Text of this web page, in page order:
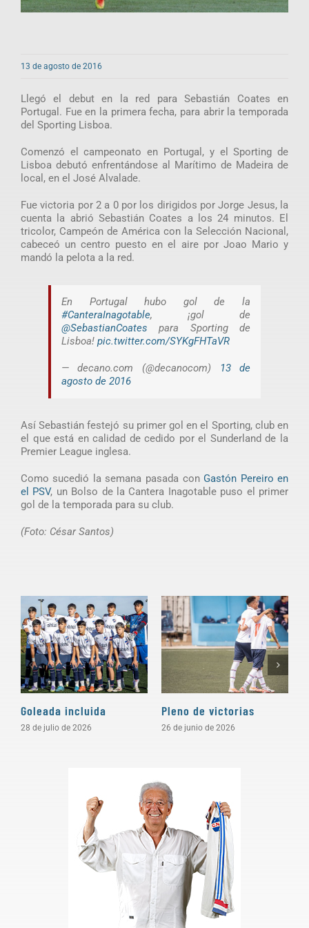
13 de agosto de 2016
Llegó el debut en la red para Sebastián Coates en
Portugal. Fue en la primera fecha, para abrir la temporada
del Sporting Lisboa.
Comenzó el campeonato en Portugal, y el Sporting de
Lisboa debutó enfrentándose al Marítimo de Madeira de
local, en el José Alvalade.
Fue victoria por 2 a 0 por los dirigidos por Jorge Jesus, la
cuenta la abrió Sebastián Coates a los 24 minutos. El
tricolor, Campeón de América con la Selección Nacional,
cabeceó un centro puesto en el aire por Joao Mario y
mandó la pelota a la red.
En Portugal hubo gol de la
#CanteraInagotable, ¡gol de
@SebastianCoates para Sporting de
Lisboa! pic.twitter.com/SYKgFHTaVR
— decano.com (@decanocom)
13 de
agosto de 2016
Así Sebastián festejó su primer gol en el Sporting, club en
el que está en calidad de cedido por el Sunderland de la
Premier League inglesa.
Como sucedió la semana pasada con Gastón Pereiro en
el PSV, un Bolso de la Cantera Inagotable puso el primer
gol de la temporada para su club.
(Foto: César Santos)
Goleada incluida
28 de julio de 2026
Pleno de victorias
26 de junio de 2026